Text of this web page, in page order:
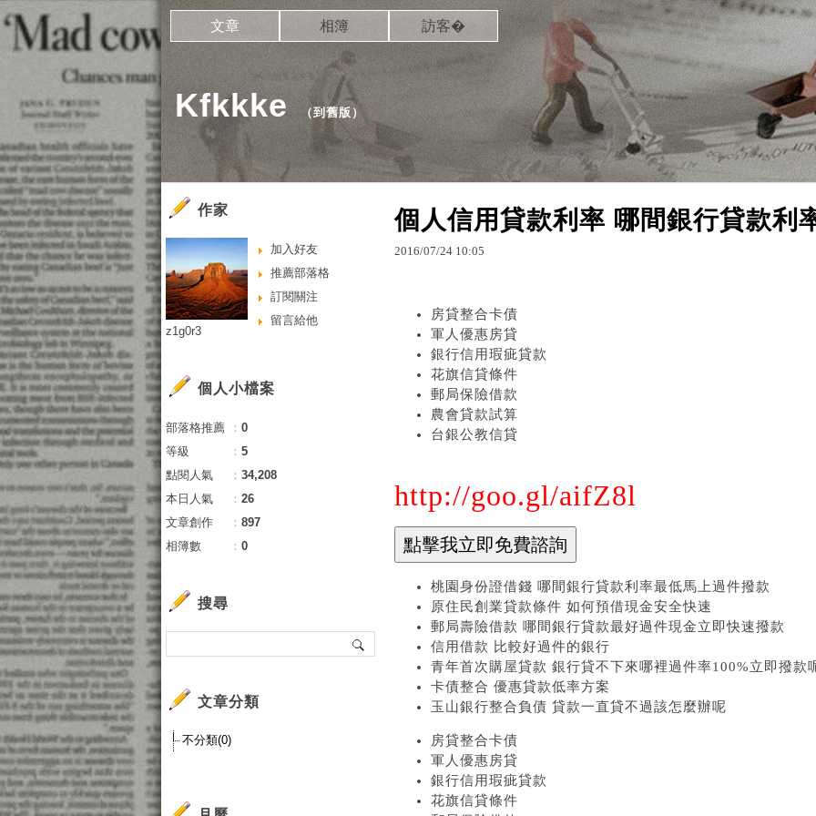
Kfkkke （到舊版 ）
文章 相簿 訪客�
個人信用貸款利率 哪間銀行貸款利
2016/07/24 10:05
房貸整合卡債
軍人優惠房貸
銀行信用瑕疵貸款
花旗信貸條件
郵局保險借款
農會貸款試算
台銀公教信貸
http://goo.gl/aifZ8l
桃園身份證借錢 哪間銀行貸款利率最低馬上過件撥款
原住民創業貸款條件 如何預借現金安全快速
郵局壽險借款 哪間銀行貸款最好過件現金立即快速撥款
信用借款 比較好過件的銀行
青年首次購屋貸款 銀行貸不下來哪裡過件率100%立即撥款
卡債整合 優惠貸款低率方案
玉山銀行整合負債 貸款一直貸不過該怎麼辦呢
房貸整合卡債
軍人優惠房貸
銀行信用瑕疵貸款
花旗信貸條件
作家
加入好友
推薦部落格
訂閱關注
留言給他
z1g0r3
個人小檔案
部落格推薦 ： 0
等級
： 5
點閱人氣
： 34,208
本日人氣
： 26
文章創作
： 897
相簿數
： 0
搜尋
文章分類
不分類(0)